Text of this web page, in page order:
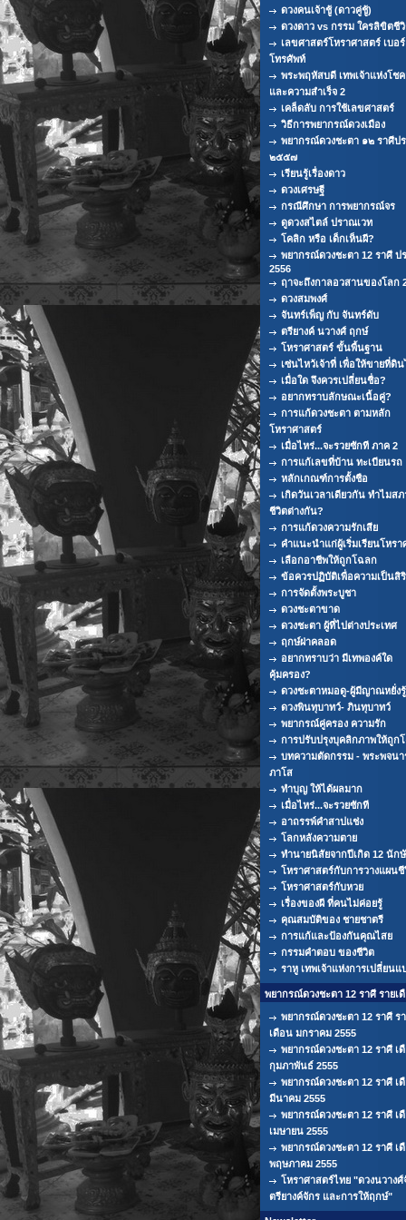
ดวงคนเจ้าชู้ (ดาวคู่ชู้)
ดวงดาว vs กรรม ใครลิขิตชี
เลขศาสตร์โหราศาสตร์ เบอร์
โทรศัพท์
พระพฤหัสบดี เทพเจ้าแห่งโช
และความสำเร็จ 2
เคล็ดลับ การใช้เลขศาสตร์
วิธีการพยากรณ์ดวงเมือง
พยากรณ์ดวงชะตา ๑๒ ราศีป
๒๕๕๗
เรียนรู้เรื่องดาว
ดวงเศรษฐี
กรณีศึกษา การพยากรณ์จร
ดูดวงสไตล์ ปราณเวท
โคลิก หรือ เด็กเห็นผี?
พยากรณ์ดวงชะตา 12 ราศี ป
2556
ฤาจะถึงกาลอวสานของโลก
ดวงสมพงศ์
จันทร์เพ็ญ กับ จันทร์ดับ
ตรียางค์ นวางศ์ ฤกษ์
โหราศาสตร์ ขั้นพื้นฐาน
เซ่นไหว้เจ้าที่ เพื่อให้ขายที่ดิ
เมื่อใด จึงควรเปลี่ยนชื่อ?
อยากทราบลักษณะเนื้อคู่?
การแก้ดวงชะตา ตามหลัก
โหราศาสตร์
เมื่อไหร่...จะรวยซักที ภาค 2
การแก้เลขที่บ้าน ทะเบียนรถ
หลักเกณฑ์การตั้งชือ
เกิดวันเวลาเดียวกัน ทำไมส
ชีวิตต่างกัน?
การแก้ดวงความรักเสีย
คำแนะนำแก่ผู้เริ่มเรียนโหรา
เลือกอาชีพให้ถูกโฉลก
ข้อควรปฏิบัติเพื่อความเป็นสิ
การจัดตั้งพระบูชา
ดวงชะตาขาด
ดวงชะตา ผู้ที่ไปต่างประเทศ
ฤกษ์ผ่าคลอด
อยากทราบว่า มีเทพองค์ใด
คุ้มครอง?
ดวงชะตาหมอดู-ผู้มีญาณหยั่งรู้
ดวงพินทุบาทว์- ภินทุบาทว์
พยากรณ์คู่ครอง ความรัก
การปรับปรุงบุคลิกภาพให้ถูก
บทความตัดกรรม - พระพจนา
ภาโส
ทำบุญ ให้ได้ผลมาก
เมื่อไหร่...จะรวยซักที
อาถรรพ์คำสาปแช่ง
โลกหลังความตาย
ทำนายนิสัยจากปีเกิด 12 นัก
โหราศาสตร์กับการวางแผนชี
โหราศาสตร์กับหวย
เรื่องของผี ที่คนไม่ค่อยรู้
คุณสมบัติของ ชายชาตรี
การแก้และป้องกันคุณไสย
กรรมคำตอบ ของชีวิต
ราหู เทพเจ้าแห่งการเปลี่ยนแ
พยากรณ์ดวงชะตา 12 ราศี รายเ
พยากรณ์ดวงชะตา 12 ราศี ร
เดือน มกราคม 2555
พยากรณ์ดวงชะตา 12 ราศี เ
กุมภาพันธ์ 2555
พยากรณ์ดวงชะตา 12 ราศี เ
มีนาคม 2555
พยากรณ์ดวงชะตา 12 ราศี เ
เมษายน 2555
พยากรณ์ดวงชะตา 12 ราศี เ
พฤษภาคม 2555
โหราศาสตร์ไทย "ดวงนวางศ์
ตรียางค์จักร และการให้ฤกษ์"